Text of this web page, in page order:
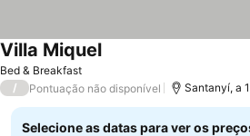
Bed & Breakfast
Villa MiquelVer preços
/ Pontuação não disponível Santanyí, a
Selecione as datas para ver os